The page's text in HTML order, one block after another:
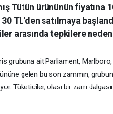
Tütün ürününün fiyatına
TL'den satılmaya
arasında tepkilere
grubuna ait Parliament,
gelen bu son zammın,
Tüketiciler, olası bir zam